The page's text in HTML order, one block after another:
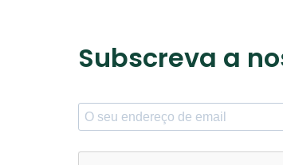
Subscreva a